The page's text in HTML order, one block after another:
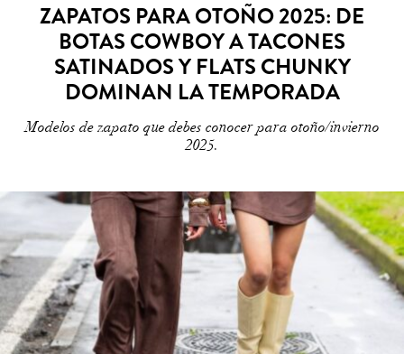
ZAPATOS PARA OTOÑO 2025: DE
BOTAS COWBOY A TACONES
SATINADOS Y FLATS CHUNKY
DOMINAN LA TEMPORADA
Modelos de zapato que debes conocer para otoño/invierno
2025.